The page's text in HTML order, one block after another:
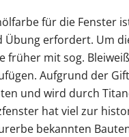
für die Fenster
Übung erfordert. Um
früher mit sog.
Aufgrund der
und wird durch
hat viel zur
bekannten